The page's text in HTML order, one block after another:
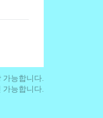
가능합니다.
가능합니다.